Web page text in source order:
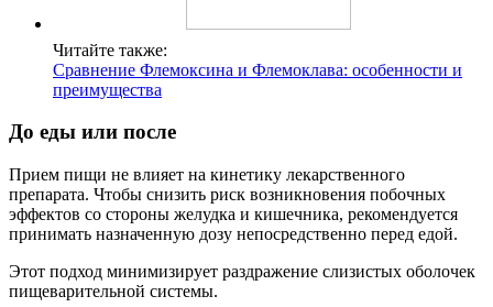
Читайте также:
Сравнение Флемоксина и Флемоклава: особенности и
преимущества
До еды или после
Прием пищи не влияет на кинетику лекарственного
препарата. Чтобы снизить риск возникновения побочных
эффектов со стороны желудка и кишечника, рекомендуется
принимать назначенную дозу непосредственно перед едой.
Этот подход минимизирует раздражение слизистых оболочек
пищеварительной системы.